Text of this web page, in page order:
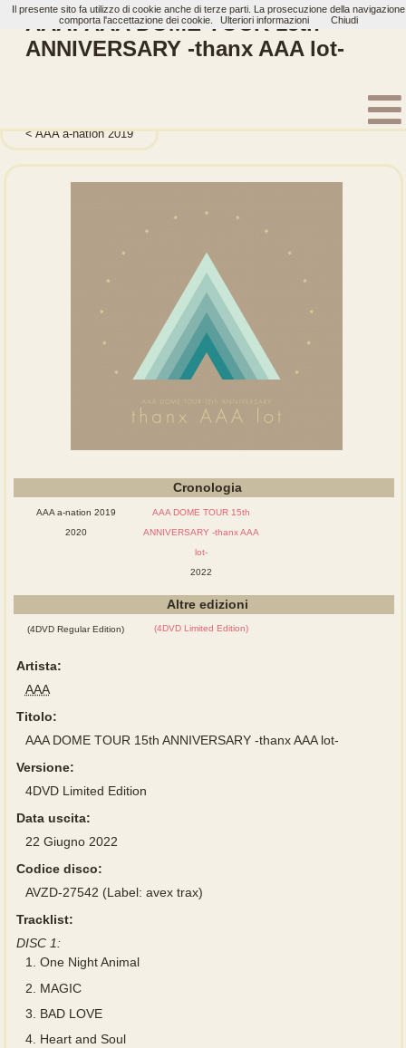
AAA: AAA DOME TOUR 15th
ANNIVERSARY -thanx AAA lot-
AAA a-nation 2019
Cronologia
AAA a-nation 2019
2020
AAA DOME TOUR 15th
ANNIVERSARY -thanx AAA
lot-
2022
Altre edizioni
(4DVD Regular Edition) (4DVD Limited Edition)
Artista:
AAA
Titolo:
AAA DOME TOUR 15th ANNIVERSARY -thanx AAA lot-
Versione:
4DVD Limited Edition
Data uscita:
22 Giugno 2022
Codice disco:
AVZD-27542 (Label: avex trax)
Tracklist:
DISC 1:
1.
One Night Animal
2.
MAGIC
3.
BAD LOVE
4. Heart and Soul
Il presente sito fa utilizzo di cookie anche di terze parti. La prosecuzione della navigazione
comporta l'accettazione dei cookie.
Ulteriori informazioni Chiudi